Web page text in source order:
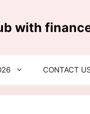
with
CONTACT